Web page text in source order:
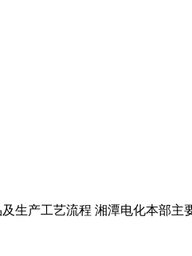
生产工艺流程 湘潭电化本部主